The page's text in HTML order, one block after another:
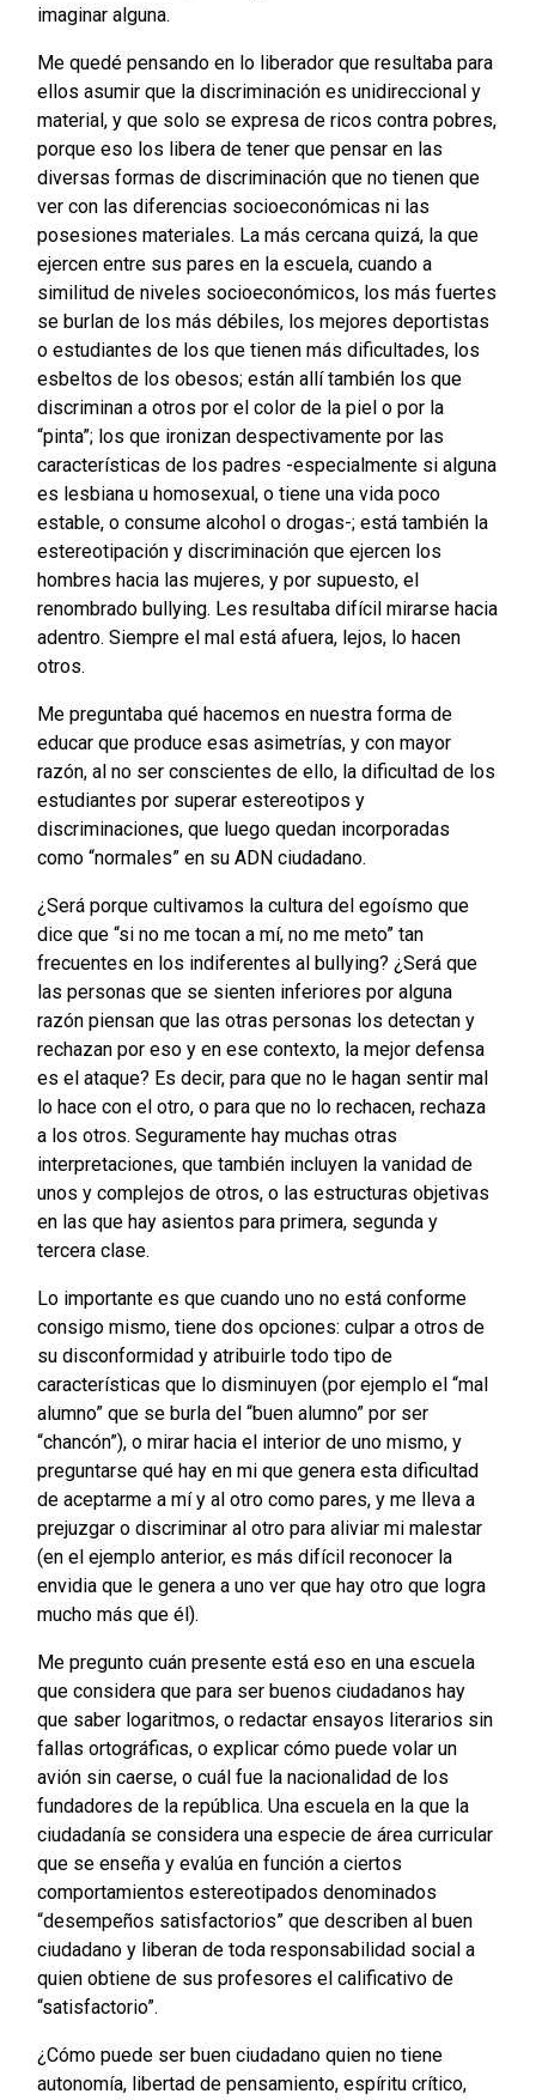
imaginar alguna.
Me quedé pensando en lo liberador que resultaba para
ellos asumir que la discriminación es unidireccional y
material, y que solo se expresa de ricos contra pobres,
porque eso los libera de tener que pensar en las
diversas formas de discriminación que no tienen que
ver con las diferencias socioeconómicas ni las
posesiones materiales. La más cercana quizá, la que
ejercen entre sus pares en la escuela, cuando a
similitud de niveles socioeconómicos, los más fuertes
se burlan de los más débiles, los mejores deportistas
o estudiantes de los que tienen más dificultades, los
esbeltos de los obesos; están allí también los que
discriminan a otros por el color de la piel o por la
“pinta”; los que ironizan despectivamente por las
características de los padres -especialmente si alguna
es lesbiana u homosexual, o tiene una vida poco
estable, o consume alcohol o drogas-; está también la
estereotipación y discriminación que ejercen los
hombres hacia las mujeres, y por supuesto, el
renombrado bullying. Les resultaba difícil mirarse hacia
adentro. Siempre el mal está afuera, lejos, lo hacen
otros.
Me preguntaba qué hacemos en nuestra forma de
educar que produce esas asimetrías, y con mayor
razón, al no ser conscientes de ello, la dificultad de los
estudiantes por superar estereotipos y
discriminaciones, que luego quedan incorporadas
como “normales” en su ADN ciudadano.
¿Será porque cultivamos la cultura del egoísmo que
dice que “si no me tocan a mí, no me meto” tan
frecuentes en los indiferentes al bullying? ¿Será que
las personas que se sienten inferiores por alguna
razón piensan que las otras personas los detectan y
rechazan por eso y en ese contexto, la mejor defensa
es el ataque? Es decir, para que no le hagan sentir mal
lo hace con el otro, o para que no lo rechacen, rechaza
a los otros. Seguramente hay muchas otras
interpretaciones, que también incluyen la vanidad de
unos y complejos de otros, o las estructuras objetivas
en las que hay asientos para primera, segunda y
tercera clase.
Lo importante es que cuando uno no está conforme
consigo mismo, tiene dos opciones: culpar a otros de
su disconformidad y atribuirle todo tipo de
características que lo disminuyen (por ejemplo el “mal
alumno” que se burla del “buen alumno” por ser
“chancón”), o mirar hacia el interior de uno mismo, y
preguntarse qué hay en mi que genera esta dificultad
de aceptarme a mí y al otro como pares, y me lleva a
prejuzgar o discriminar al otro para aliviar mi malestar
(en el ejemplo anterior, es más difícil reconocer la
envidia que le genera a uno ver que hay otro que logra
mucho más que él).
Me pregunto cuán presente está eso en una escuela
que considera que para ser buenos ciudadanos hay
que saber logaritmos, o redactar ensayos literarios sin
fallas ortográficas, o explicar cómo puede volar un
avión sin caerse, o cuál fue la nacionalidad de los
fundadores de la república. Una escuela en la que la
ciudadanía se considera una especie de área curricular
que se enseña y evalúa en función a ciertos
comportamientos estereotipados denominados
“desempeños satisfactorios” que describen al buen
ciudadano y liberan de toda responsabilidad social a
quien obtiene de sus profesores el calificativo de
“satisfactorio”.
¿Cómo puede ser buen ciudadano quien no tiene
autonomía, libertad de pensamiento, espíritu crítico,